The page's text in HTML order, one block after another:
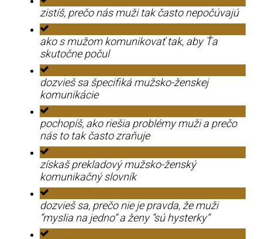
zistíš, prečo nás muži tak často nepočúvajú
ako s mužom komunikovať tak, aby Ťa
skutočne počul
dozvieš sa špecifiká mužsko-ženskej
komunikácie
pochopíš, ako riešia problémy muži a prečo
nás to tak často zraňuje
získaš prekladový mužsko-ženský
komunikačný slovník
dozvieš sa, prečo nie je pravda, že muži
“myslia na jedno” a ženy “sú hysterky”